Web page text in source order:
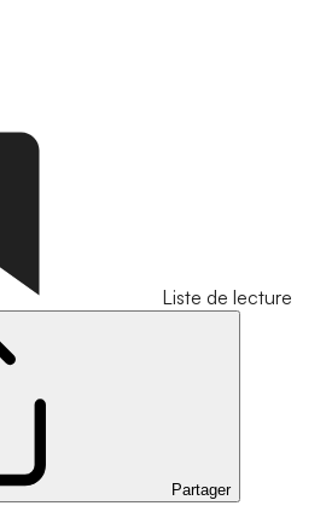
Liste de lecture
Partager